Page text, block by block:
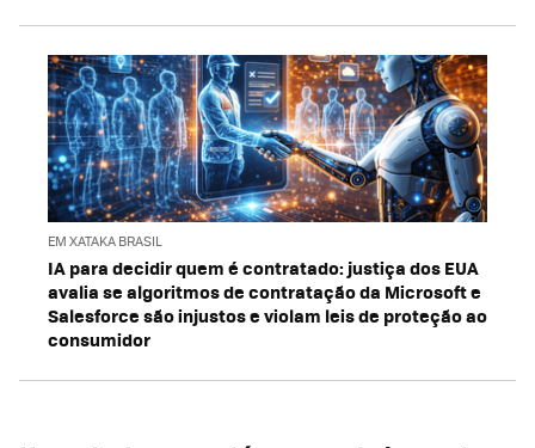
EM XATAKA BRASIL
IA para decidir quem é contratado: justiça dos EUA
avalia se algoritmos de contratação da Microsoft e
Salesforce são injustos e violam leis de proteção ao
consumidor